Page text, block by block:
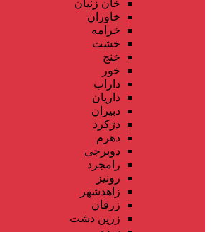
خان زنیان
خاوران
خرامه
خشت
خنج
خور
داراب
داریان
دبیران
دژکرد
دهرم
دوبرجی
رامجرد
رونیز
زاهدشهر
زرقان
زرین دشت